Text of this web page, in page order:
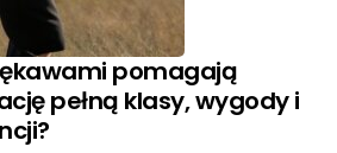
pomagają
pełną klasy, wygody i